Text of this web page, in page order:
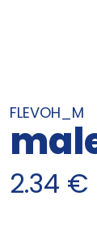
FLEVOH_M
2.34 €